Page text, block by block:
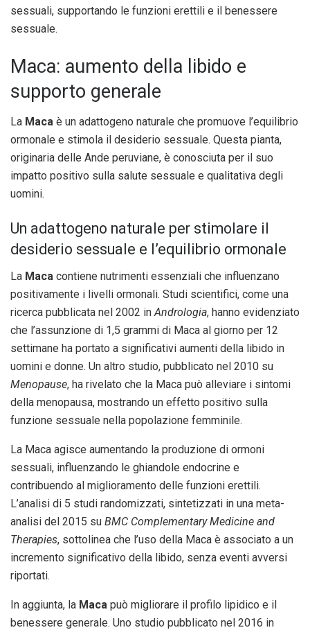
sessuali, supportando le funzioni erettili e il benessere
sessuale.
Maca: aumento della libido e
supporto generale
La Maca è un adattogeno naturale che promuove l’equilibrio
ormonale e stimola il desiderio sessuale. Questa pianta,
originaria delle Ande peruviane, è conosciuta per il suo
impatto positivo sulla salute sessuale e qualitativa degli
uomini.
Un adattogeno naturale per stimolare il
desiderio sessuale e l’equilibrio ormonale
La Maca contiene nutrimenti essenziali che influenzano
positivamente i livelli ormonali. Studi scientifici, come una
ricerca pubblicata nel 2002 in Andrologia, hanno evidenziato
che l’assunzione di 1,5 grammi di Maca al giorno per 12
settimane ha portato a significativi aumenti della libido in
uomini e donne. Un altro studio, pubblicato nel 2010 su
Menopause, ha rivelato che la Maca può alleviare i sintomi
della menopausa, mostrando un effetto positivo sulla
funzione sessuale nella popolazione femminile.
La Maca agisce aumentando la produzione di ormoni
sessuali, influenzando le ghiandole endocrine e
contribuendo al miglioramento delle funzioni erettili.
L’analisi di 5 studi randomizzati, sintetizzati in una meta-
analisi del 2015 su BMC Complementary Medicine and
Therapies, sottolinea che l’uso della Maca è associato a un
incremento significativo della libido, senza eventi avversi
riportati.
In aggiunta, la Maca può migliorare il profilo lipidico e il
benessere generale. Uno studio pubblicato nel 2016 in